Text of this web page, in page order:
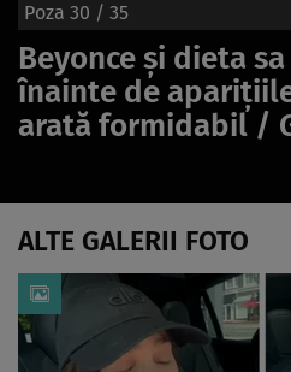
Poza 30 / 35
Beyonce și dieta sa
înainte de
arată formidabil /
ALTE GALERII FOTO